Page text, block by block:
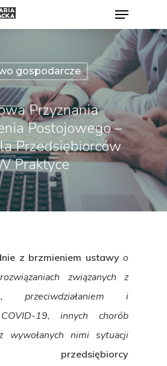
gospodarcze
Przyznania
Postojowego –
Przedsiębiorców
Praktyce
brzmieniem ustawy o
związanych z
przeciwdziałaniem i
19, innych chorób
wywołanych nimi sytuacji